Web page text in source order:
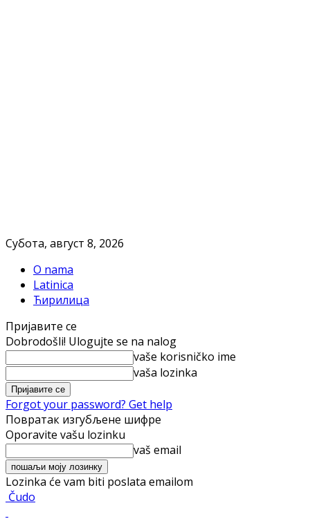
Субота, август 8, 2026
O nama
Latinica
Ћирилица
Пријавите се
Dobrodošli! Ulogujte se na nalog
vaše korisničko ime
vaša lozinka
Forgot your password? Get help
Повратак изгубљене шифре
Oporavite vašu lozinku
vaš email
Lozinka će vam biti poslata emailom
Čudo